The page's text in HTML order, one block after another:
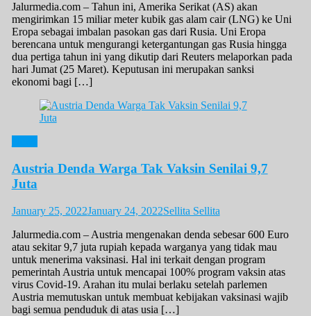
Jalurmedia.com – Tahun ini, Amerika Serikat (AS) akan
mengirimkan 15 miliar meter kubik gas alam cair (LNG) ke Uni
Eropa sebagai imbalan pasokan gas dari Rusia. Uni Eropa
berencana untuk mengurangi ketergantungan gas Rusia hingga
dua pertiga tahun ini yang dikutip dari Reuters melaporkan pada
hari Jumat (25 Maret). Keputusan ini merupakan sanksi
ekonomi bagi […]
Austria Denda Warga Tak Vaksin Senilai 9,7
Juta
January 25, 2022January 24, 2022Sellita Sellita
Jalurmedia.com – Austria mengenakan denda sebesar 600 Euro
atau sekitar 9,7 juta rupiah kepada warganya yang tidak mau
untuk menerima vaksinasi. Hal ini terkait dengan program
pemerintah Austria untuk mencapai 100% program vaksin atas
virus Covid-19. Arahan itu mulai berlaku setelah parlemen
Austria memutuskan untuk membuat kebijakan vaksinasi wajib
bagi semua penduduk di atas usia […]